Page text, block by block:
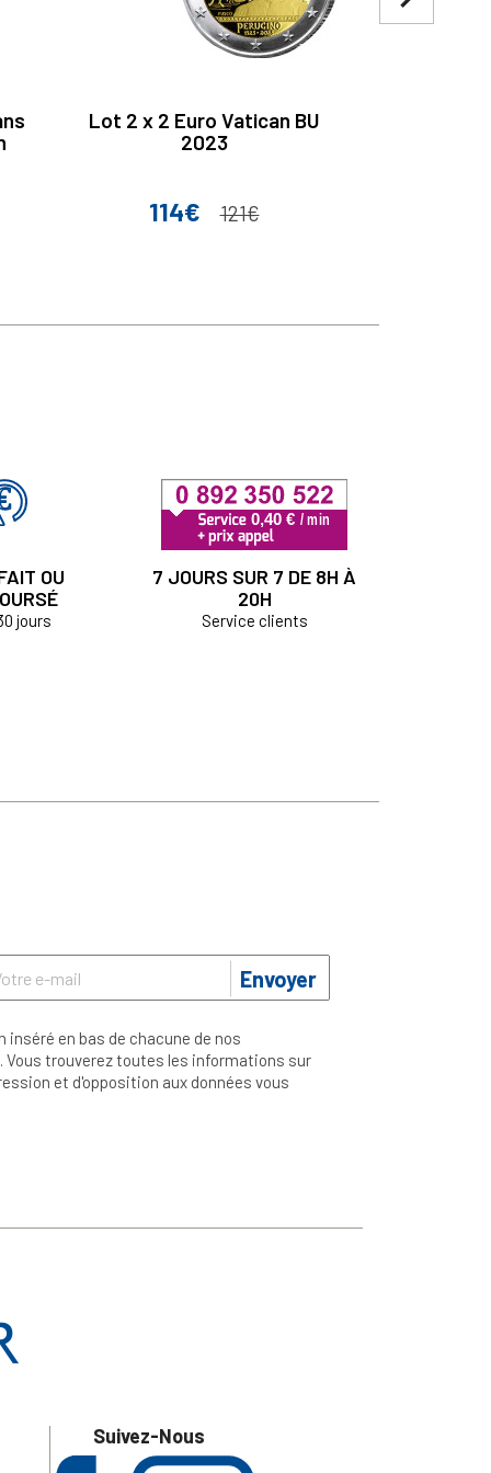
Lot 2 x 2 Euro Vatican BU
2023
Prix
114€ Prix de base
121€
OU
jours
7 JOURS SUR 7 DE 8H À
20H
Service clients
Envoyer
en bas de chacune de nos
trouverez toutes les informations sur
et d'opposition aux données vous
Suivez-Nous